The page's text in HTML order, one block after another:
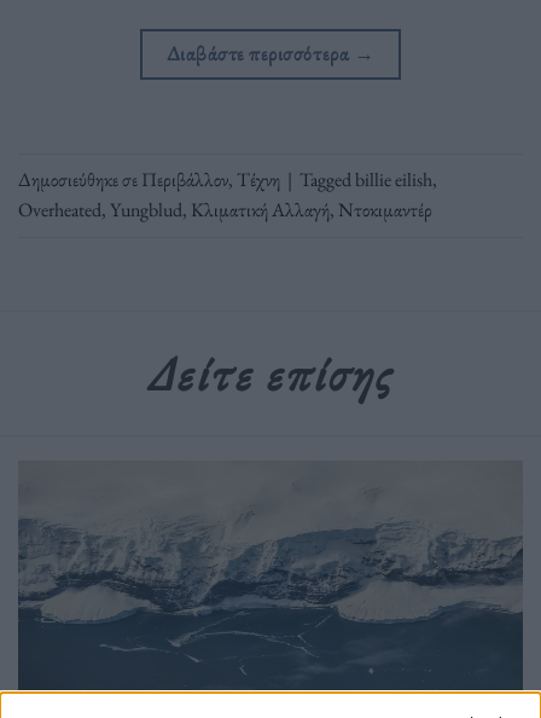
Διαβάστε περισσότερα →
Δημοσιεύθηκε σεΠεριβάλλον, Τέχνη | Taggedbillie eilish,
Overheated,Yungblud, Κλιματική Αλλαγή, Ντοκιμαντέρ
Δείτε επίσης